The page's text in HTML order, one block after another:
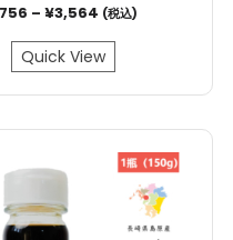
– ¥3,564 (税込)
Quick View